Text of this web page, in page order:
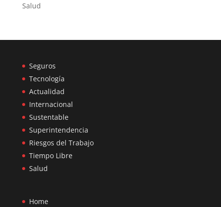
Salud
Seguros
Tecnología
Actualidad
Internacional
Sustentable
Superintendencia
Riesgos del Trabajo
Tiempo Libre
Salud
Home